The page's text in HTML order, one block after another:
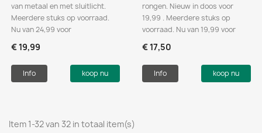
van metaal en met sluitlicht.
Meerdere stuks op voorraad.
Nu van 24,99 voor
€ 19,99
Info koop nu
rongen. Nieuw in doos voor
19,99 . Meerdere stuks op
voorraad. Nu van 19,99 voor
€ 17,50
Info koop nu
Item 1-32 van 32 in totaal item(s)